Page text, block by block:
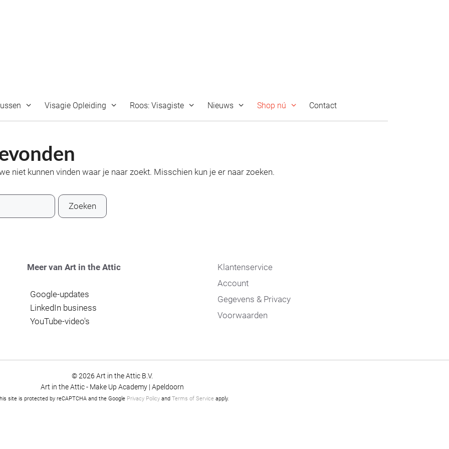
Visagie Opleiding Roos: Visagiste Nieuws Shop nú Contact
niet kunnen vinden waar je naar zoekt. Misschien kun je er naar zoeken.
Meer van Art in the Attic
Google-updates
LinkedIn business
YouTube-video's
Klantenservice
Account
Gegevens & Privacy
Voorwaarden
© 2026 Art in the Attic B.V.
Art in the Attic - Make Up Academy | Apeldoorn
site is protected by reCAPTCHA and the Google Privacy Policyand Terms of Serviceapply.